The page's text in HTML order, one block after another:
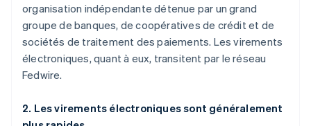
organisation indépendante détenue par un grand
groupe de banques, de coopératives de crédit et de
sociétés de traitement des paiements. Les virements
électroniques, quant à eux, transitent par le réseau
Fedwire.
2. Les virements électroniques sont généralement